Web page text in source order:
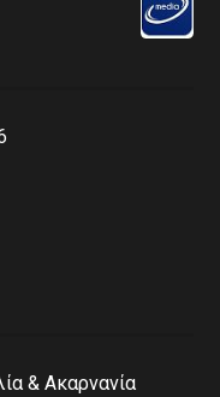
& Ακαρνανία